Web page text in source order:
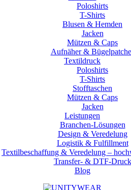
Poloshirts
T-Shirts
Blusen & Hemden
Jacken
Mützen & Caps
Aufnäher &
Textildruck
Poloshirts
T-Shirts
Stofftaschen
Mützen & Caps
Jacken
Leistungen
Branchen-Lösungen
Design & Veredelung
Logistik & Fulfillment
Textilbeschaffung & Veredelung –
Transfer- & DTF-Druck
Blog